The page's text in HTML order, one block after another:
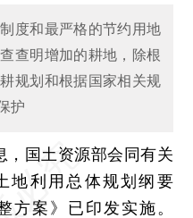
度和最严格的节约用地
查明增加的耕地，除根
规划和根据国家相关规
护
国土资源部会同有关
地利用总体规划纲要
案》已印发实施。